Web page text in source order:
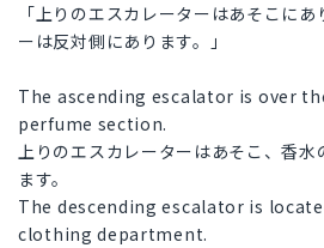
「上りのエスカレーターはあそこに
ーは反対側にあります。」
The ascending escalator is over
perfume section.
上りのエスカレーターはあそこ、香水
ます。
The descending escalator is
clothing department.